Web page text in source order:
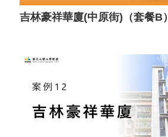
吉林豪祥華廈(中原街)（套餐B）